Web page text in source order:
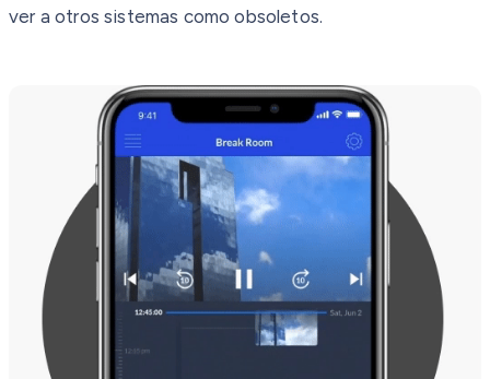
ver a otros sistemas como obsoletos.